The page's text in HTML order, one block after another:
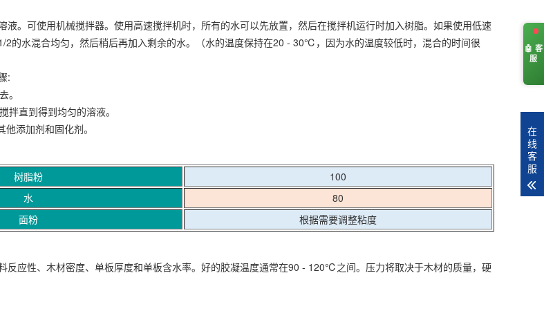
液。可使用机械搅拌器。使用高速搅拌机时，所有的水可以先放置，然后在搅拌机运行时加入树脂。如果使用低速
2的水混合均匀，然后稍后再加入剩余的水。（水的温度保持在20 - 30℃，因为水的温度较低时，混合的时间很
:
。
拌直到得到均匀的溶液。
添加剂和固化剂。
树脂粉
100
水
80
面粉
根据需要调整粘度
反应性、木材密度、单板厚度和单板含水率。好的胶凝温度通常在90 - 120℃之间。压力将取决于木材的质量，硬
在
线
客
服
🤖 客
服